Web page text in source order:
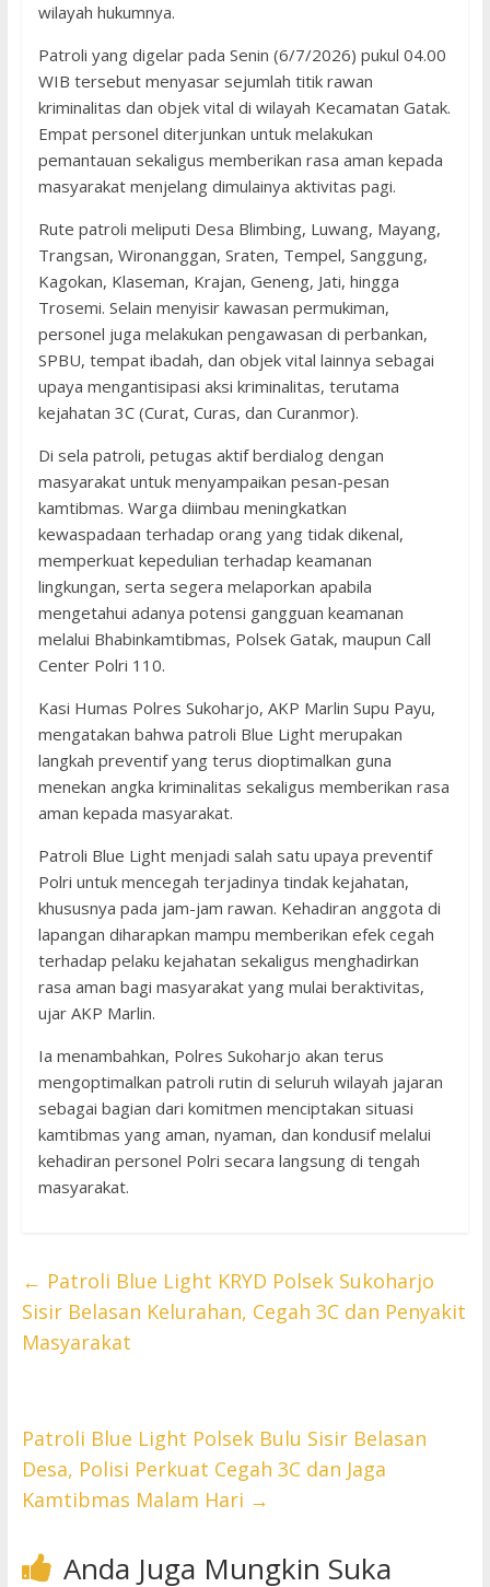
wilayah hukumnya.
Patroli yang digelar pada Senin (6/7/2026) pukul 04.00
WIB tersebut menyasar sejumlah titik rawan
kriminalitas dan objek vital di wilayah Kecamatan Gatak.
Empat personel diterjunkan untuk melakukan
pemantauan sekaligus memberikan rasa aman kepada
masyarakat menjelang dimulainya aktivitas pagi.
Rute patroli meliputi Desa Blimbing, Luwang, Mayang,
Trangsan, Wironanggan, Sraten, Tempel, Sanggung,
Kagokan, Klaseman, Krajan, Geneng, Jati, hingga
Trosemi. Selain menyisir kawasan permukiman,
personel juga melakukan pengawasan di perbankan,
SPBU, tempat ibadah, dan objek vital lainnya sebagai
upaya mengantisipasi aksi kriminalitas, terutama
kejahatan 3C (Curat, Curas, dan Curanmor).
Di sela patroli, petugas aktif berdialog dengan
masyarakat untuk menyampaikan pesan-pesan
kamtibmas. Warga diimbau meningkatkan
kewaspadaan terhadap orang yang tidak dikenal,
memperkuat kepedulian terhadap keamanan
lingkungan, serta segera melaporkan apabila
mengetahui adanya potensi gangguan keamanan
melalui Bhabinkamtibmas, Polsek Gatak, maupun Call
Center Polri 110.
Kasi Humas Polres Sukoharjo, AKP Marlin Supu Payu,
mengatakan bahwa patroli Blue Light merupakan
langkah preventif yang terus dioptimalkan guna
menekan angka kriminalitas sekaligus memberikan rasa
aman kepada masyarakat.
Patroli Blue Light menjadi salah satu upaya preventif
Polri untuk mencegah terjadinya tindak kejahatan,
khususnya pada jam-jam rawan. Kehadiran anggota di
lapangan diharapkan mampu memberikan efek cegah
terhadap pelaku kejahatan sekaligus menghadirkan
rasa aman bagi masyarakat yang mulai beraktivitas,
ujar AKP Marlin.
Ia menambahkan, Polres Sukoharjo akan terus
mengoptimalkan patroli rutin di seluruh wilayah jajaran
sebagai bagian dari komitmen menciptakan situasi
kamtibmas yang aman, nyaman, dan kondusif melalui
kehadiran personel Polri secara langsung di tengah
masyarakat.
← Patroli Blue Light KRYD Polsek Sukoharjo
Sisir Belasan Kelurahan, Cegah 3C dan Penyakit
Masyarakat
Patroli Blue Light Polsek Bulu Sisir Belasan
Desa, Polisi Perkuat Cegah 3C dan Jaga
Kamtibmas Malam Hari →
Anda Juga Mungkin Suka